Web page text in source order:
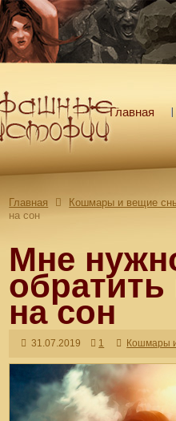
Главная
Главная Кошмары и вещие
на сон
Мне
на сон
31.07.2019 1 Кошмары